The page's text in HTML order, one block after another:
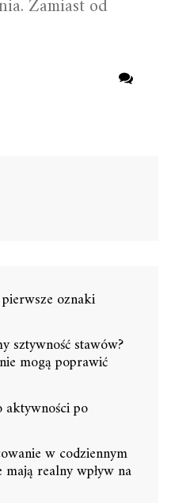
Zamiast od
oznaki
sztywność stawów?
mogą poprawić
aktywności po
w codziennym
realny wpływ na